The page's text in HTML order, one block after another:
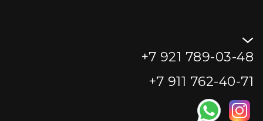
+7 921 789-03-48
+7 911 762-40-71